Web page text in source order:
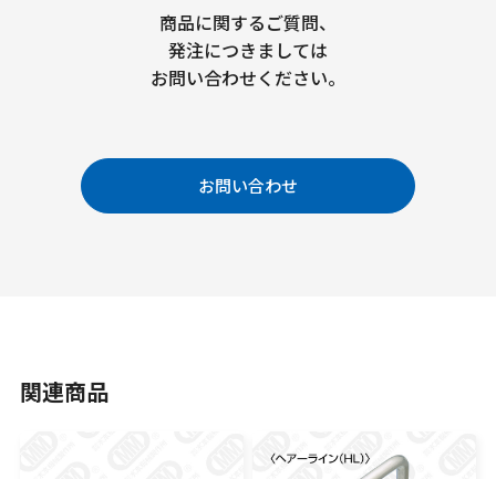
商品に関するご質問、
発注につきましては
お問い合わせください。
お問い合わせ
関連商品